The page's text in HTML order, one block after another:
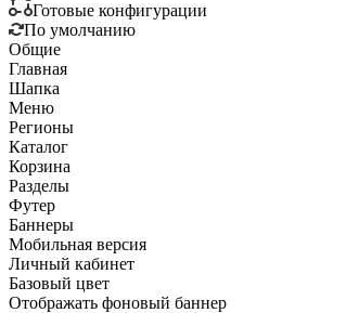
Готовые конфигурации
По умолчанию
Общие
Главная
Шапка
Меню
Регионы
Каталог
Корзина
Разделы
Футер
Баннеры
Мобильная версия
Личный кабинет
Базовый цвет
Отображать фоновый баннер